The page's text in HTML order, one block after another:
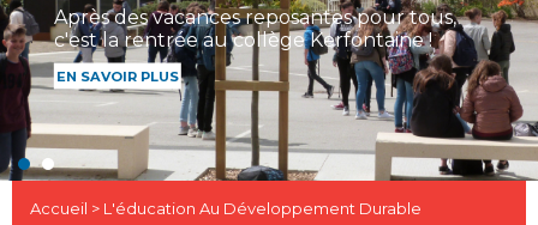
Après des vacances reposantes pour tous,
c'est la rentrée au collège Kerfontaine !
EN SAVOIR PLUS
Accueil > L'éducation Au Développement Durable